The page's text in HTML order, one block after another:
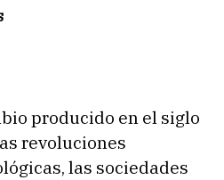
producido en el siglo
revoluciones
las sociedades